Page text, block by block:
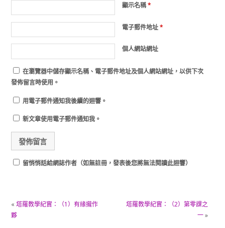
顯示名稱*
電子郵件地址*
個人網站網址
在瀏覽器中儲存顯示名稱、電子郵件地址及個人網站網址，以供下次
發佈留言時使用。
用電子郵件通知我後續的迴響。
新文章使用電子郵件通知我。
留悄悄話給網誌作者（如無註冊，發表後您將無法閱讀此迴響）
« 塔羅教學紀實：（1）有緣攏作
夥
塔羅教學紀實：（2）第零課之
一»